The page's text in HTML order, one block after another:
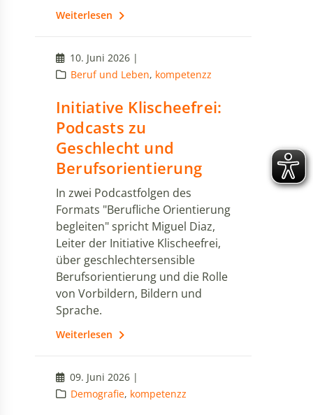
Weiterlesen
10. Juni 2026 |
Beruf und Leben, kompetenzz
Initiative Klischeefrei:
Podcasts zu
Geschlecht und
Berufsorientierung
In zwei Podcastfolgen des
Formats "Berufliche Orientierung
begleiten" spricht Miguel Diaz,
Leiter der Initiative Klischeefrei,
über geschlechtersensible
Berufsorientierung und die Rolle
von Vorbildern, Bildern und
Sprache.
Weiterlesen
09. Juni 2026 |
Demografie, kompetenzz